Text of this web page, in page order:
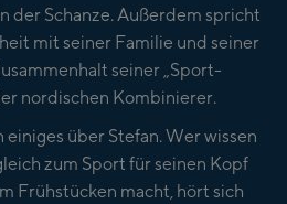
der Schanze. Außerdem spricht
mit seiner Familie und seiner
seiner „Sport-
nordischen Kombinierer.
über Stefan. Wer wissen
zum Sport für seinen Kopf
Frühstücken macht, hört sich